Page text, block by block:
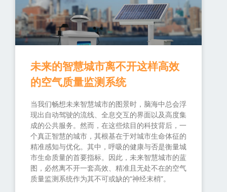
未来的智慧城市离不开这样高效
的空气质量监测系统
当我们畅想未来智慧城市的图景时，脑海中总会浮
现出自动驾驶的流线、全息交互的界面以及高度集
成的公共服务。然而，在这些炫目的科技背后，一
个真正智慧的城市，其根基在于对城市生命体征的
精准感知与优化。其中，呼吸的健康与否是衡量城
市生命质量的首要指标。因此，未来智慧城市的蓝
图，必然离不开一套高效、精准且无处不在的空气
质量监测系统作为其不可或缺的“神经末梢”。